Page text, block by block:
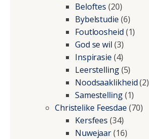
Beloftes (20)
Bybelstudie (6)
Foutloosheid (1)
God se wil (3)
Inspirasie (4)
Leerstelling(5)
Noodsaaklikheid(2)
Samestelling(1)
Christelike Feesdae (70)
Kersfees (34)
Nuwejaar(16)